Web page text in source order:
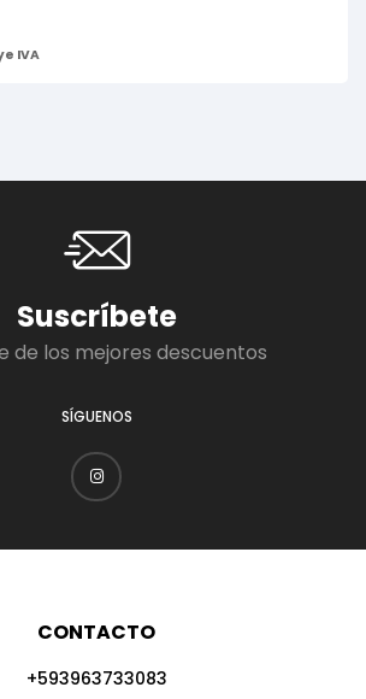
IVA
Suscríbete
de los mejores descuentos
SÍGUENOS
CONTACTO
+593963733083